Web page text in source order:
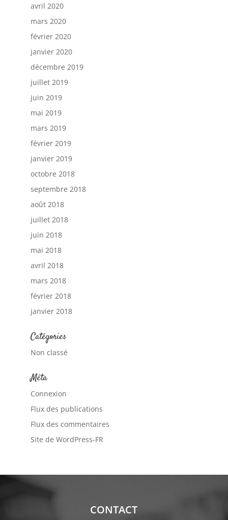
avril 2020
mars 2020
février 2020
janvier 2020
décembre 2019
juillet 2019
juin 2019
mai 2019
mars 2019
février 2019
janvier 2019
octobre 2018
septembre 2018
août 2018
juillet 2018
juin 2018
mai 2018
avril 2018
mars 2018
février 2018
janvier 2018
Catégories
Non classé
Méta
Connexion
Flux des publications
Flux des commentaires
Site de WordPress-FR
CONTACT